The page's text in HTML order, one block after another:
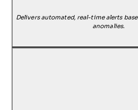
Delivers automated, real-time alerts
anomalies.